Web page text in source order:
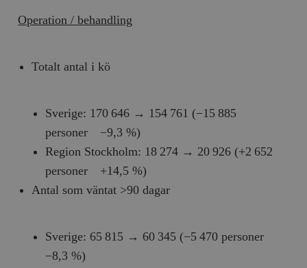
Operation / behandling
Totalt antal i kö
Sverige: 170 646 → 154 761 (−15 885
personer −9,3 %)
Region Stockholm: 18 274 → 20 926 (+2 652
personer +14,5 %)
Antal som väntat >90 dagar
Sverige: 65 815 → 60 345 (−5 470 personer
−8,3 %)